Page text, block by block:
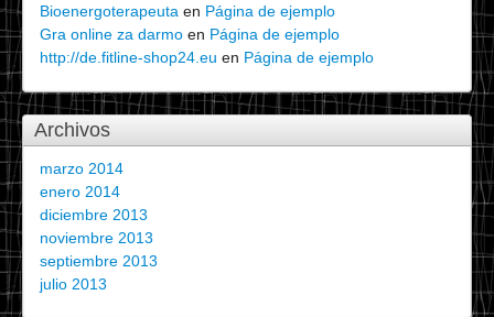
Bioenergoterapeuta en Página de ejemplo
Gra online za darmo en Página de ejemplo
http://de.fitline-shop24.eu en Página de ejemplo
Archivos
marzo 2014
enero 2014
diciembre 2013
noviembre 2013
septiembre 2013
julio 2013